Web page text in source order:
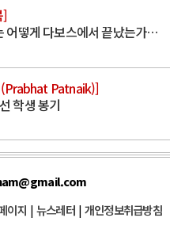
]
어떻게 다보스에서 끝났는가…
Patnaik)]
학생 봉기
이지 | 뉴스레터| 개인정보취급방침